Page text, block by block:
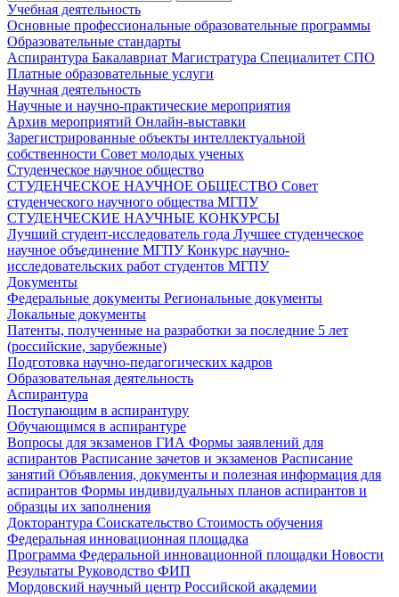
Учебная деятельность
Основные профессиональные образовательные программы
Образовательные стандарты
Аспирантура Бакалавриат Магистратура Специалитет СПО
Платные образовательные услуги
Научная деятельность
Научные и научно-практические мероприятия
Архив мероприятий Онлайн-выставки
Зарегистрированные объекты интеллектуальной
собственности Совет молодых ученых
Студенческое научное общество
СТУДЕНЧЕСКОЕ НАУЧНОЕ ОБЩЕСТВО Совет
студенческого научного общества МГПУ
СТУДЕНЧЕСКИЕ НАУЧНЫЕ КОНКУРСЫ
Лучший студент-исследователь года Лучшее студенческое
научное объединение МГПУКонкурс научно-
исследовательских работ студентов МГПУ
Документы
Федеральные документы Региональные документы
Локальные документы
Патенты, полученные на разработки за последние 5 лет
(российские, зарубежные)
Подготовка научно-педагогических кадров
Образовательная деятельность
Аспирантура
Поступающим в аспирантуру
Обучающимся в аспирантуре
Вопросы для экзаменов ГИА Формы заявлений для
аспирантов Расписание зачетов и экзаменов Расписание
занятий Объявления, документы и полезная информация для
аспирантов Формы индивидуальных планов аспирантов и
образцы их заполнения
Докторантура Соискательство Стоимость обучения
Федеральная инновационная площадка
Программа Федеральной инновационной площадки Новости
Результаты Руководство ФИП
Мордовский научный центр Российской академии